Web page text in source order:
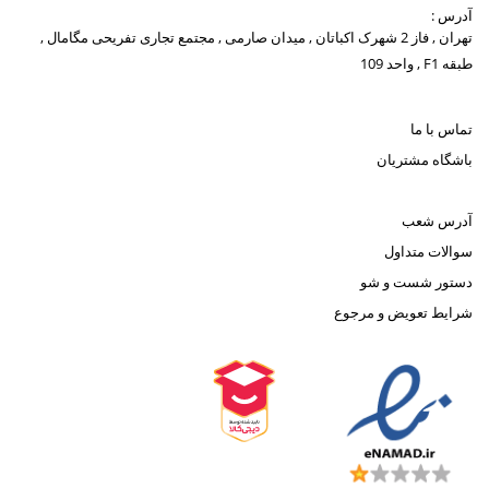
آدرس :
تهران , فاز 2 شهرک اکباتان , میدان صارمی , مجتمع تجاری تفریحی مگامال ,
طبقه F1 , واحد 109
تماس با ما
باشگاه مشتریان
آدرس شعب
سوالات متداول
دستور شست و شو
شرایط تعویض و مرجوع